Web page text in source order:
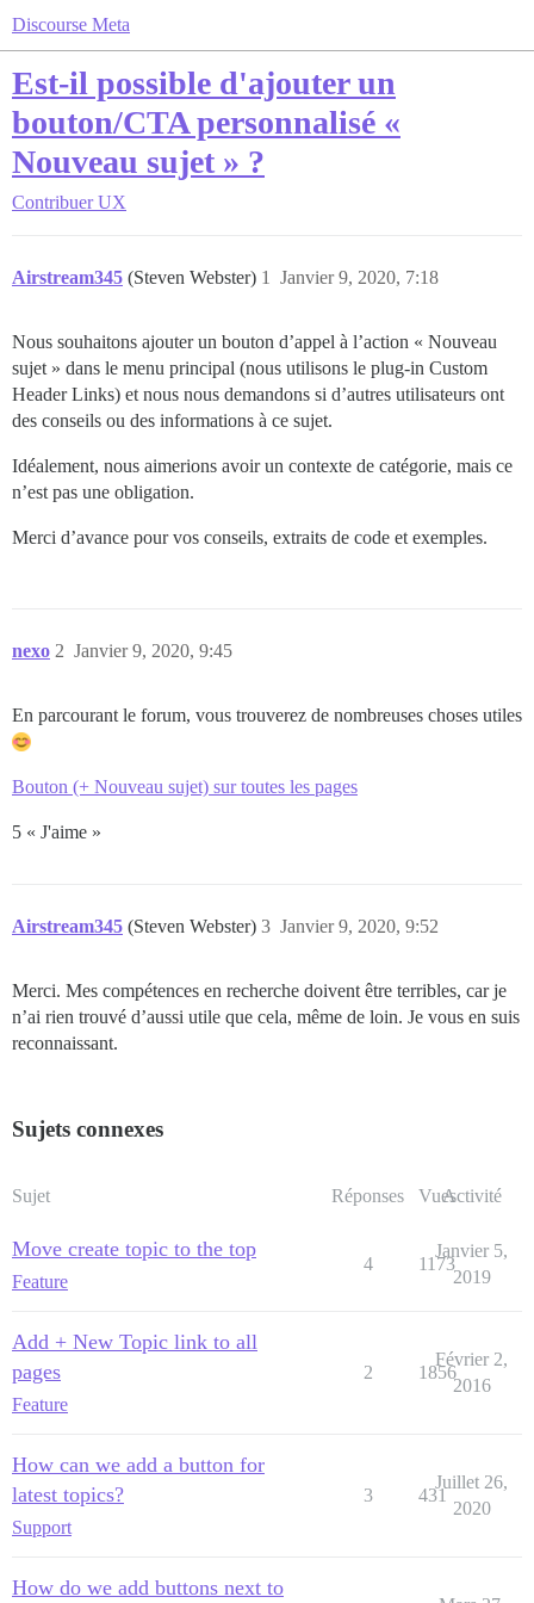
Discourse Meta
Est-il possible d'ajouter un
bouton/CTA personnalisé «
Nouveau sujet » ?
Contribuer UX
Airstream345 (Steven Webster) Janvier 9, 2020, 7:18
1
Nous souhaitons ajouter un bouton d’appel à l’action « Nouveau
sujet » dans le menu principal (nous utilisons le plug-in Custom
Header Links) et nous nous demandons si d’autres utilisateurs ont
des conseils ou des informations à ce sujet.
Idéalement, nous aimerions avoir un contexte de catégorie, mais ce
n’est pas une obligation.
Merci d’avance pour vos conseils, extraits de code et exemples.
nexo Janvier 9, 2020, 9:45
2
En parcourant le forum, vous trouverez de nombreuses choses utiles
Bouton (+ Nouveau sujet) sur toutes les pages
5 « J'aime »
Airstream345 (Steven Webster) Janvier 9, 2020, 9:52
3
Merci. Mes compétences en recherche doivent être terribles, car je
n’ai rien trouvé d’aussi utile que cela, même de loin. Je vous en suis
reconnaissant.
Sujets connexes
Sujet Réponses VuesActivité
Move create topic to the top
Feature
4 1173
Janvier 5,
2019
Add + New Topic link to all
pages
Feature
2 1856
Février 2,
2016
How can we add a button for
latest topics?
Support
3 431
Juillet 26,
2020
How do we add buttons next to